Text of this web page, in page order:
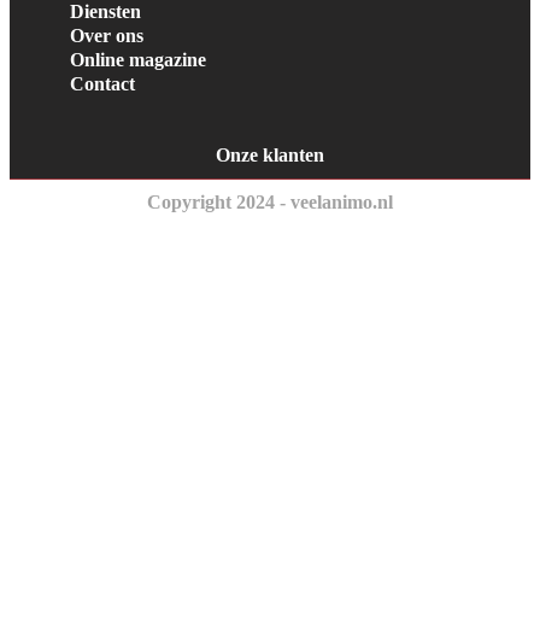
Diensten
Over ons
Online magazine
Contact
Onze klanten
Copyright 2024 - veelanimo.nl